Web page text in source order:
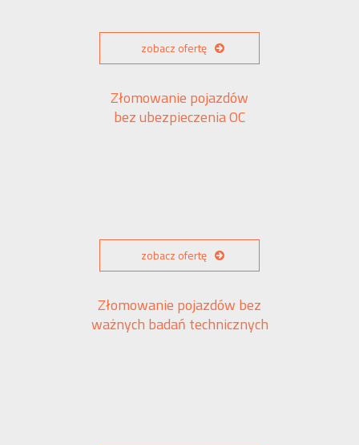
zobacz ofertę
Złomowanie pojazdów
bez ubezpieczenia OC
zobacz ofertę
Złomowanie pojazdów bez
ważnych badań technicznych